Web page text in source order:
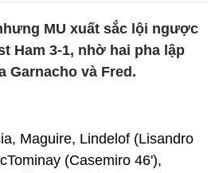
MU xuất sắc lội ngược
Ham 3-1, nhờ hai pha lập
Garnacho và Fred.
Maguire, Lindelof (Lisandro
(Casemiro 46'),